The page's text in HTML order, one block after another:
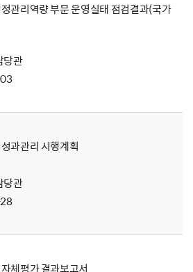
관리역량 부문 운영실태 점검결과(국가
당관
과관리 시행계획
당관
체평가 결과보고서